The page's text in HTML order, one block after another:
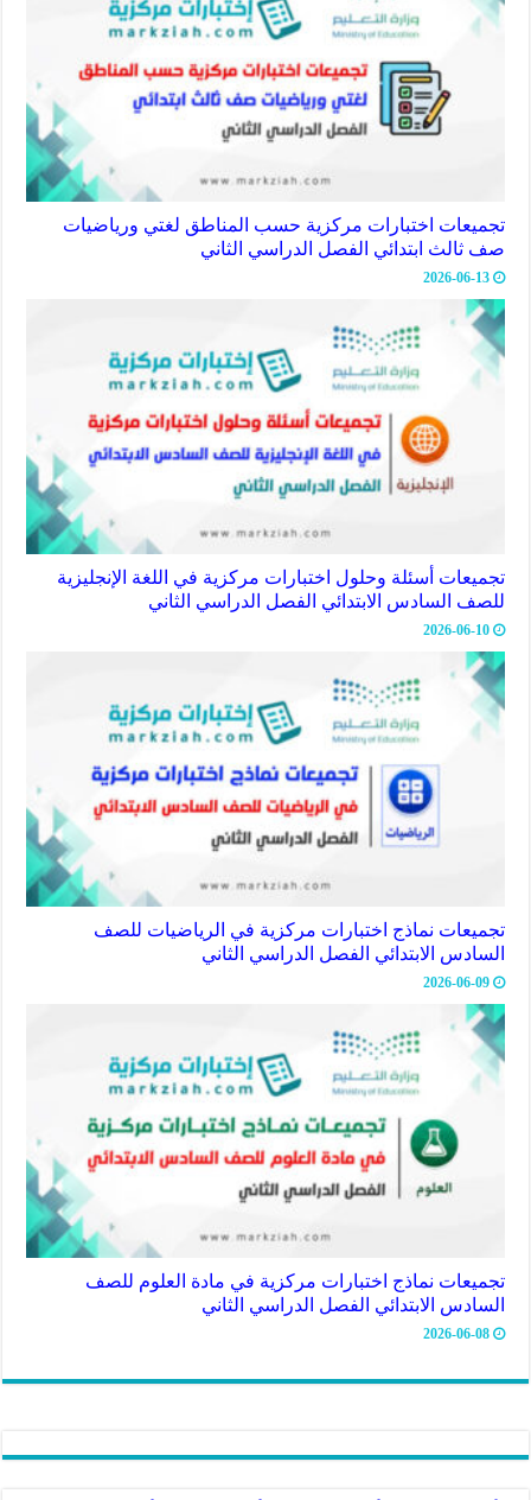
تجميعات اختبارات مركزية حسب المناطق لغتي ورياضيات
صف ثالث ابتدائي الفصل الدراسي الثاني
2026-06-13
تجميعات أسئلة وحلول اختبارات مركزية في اللغة الإنجليزية
للصف السادس الابتدائي الفصل الدراسي الثاني
2026-06-10
تجميعات نماذج اختبارات مركزية في الرياضيات للصف
السادس الابتدائي الفصل الدراسي الثاني
2026-06-09
تجميعات نماذج اختبارات مركزية في مادة العلوم للصف
السادس الابتدائي الفصل الدراسي الثاني
2026-06-08